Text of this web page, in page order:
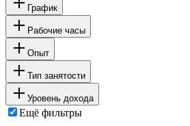
График
Рабочие часы
Опыт
Тип занятости
Уровень дохода
Ещё фильтры